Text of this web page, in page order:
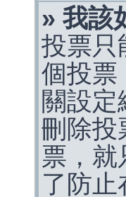
» 我該
投票只
個投票
關設
刪除投
票，就
了防